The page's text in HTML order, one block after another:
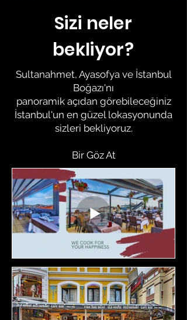
Sizi neler
bekliyor?
Sultanahmet, Ayasofya ve İstanbul
Boğazı'nı
panoramik açıdan görebileceğiniz
İstanbul'un en güzel lokasyonunda
sizleri bekliyoruz.
Bir Göz At